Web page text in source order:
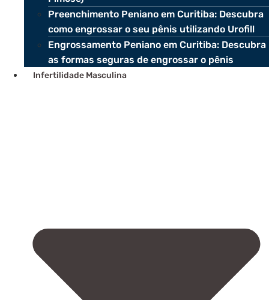
Preenchimento Peniano em Curitiba: Descubra
como engrossar o seu pênis utilizando Urofill
Engrossamento Peniano em Curitiba: Descubra
as formas seguras de engrossar o pênis
Infertilidade Masculina